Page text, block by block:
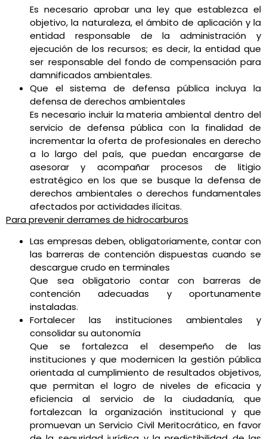
Es necesario aprobar una ley que establezca el
objetivo, la naturaleza, el ámbito de aplicación y la
entidad responsable de la administración y
ejecución de los recursos; es decir, la entidad que
ser responsable del fondo de compensación para
damnificados ambientales.
Que el sistema de defensa pública incluya la
defensa de derechos ambientales
Es necesario incluir la materia ambiental dentro del
servicio de defensa pública con la finalidad de
incrementar la oferta de profesionales en derecho
a lo largo del país, que puedan encargarse de
asesorar y acompañar procesos de litigio
estratégico en los que se busque la defensa de
derechos ambientales o derechos fundamentales
afectados por actividades ilícitas.
Para prevenir derrames de hidrocarburos
Las empresas deben, obligatoriamente, contar con
las barreras de contención dispuestas cuando se
descargue crudo en terminales
Que sea obligatorio contar con barreras de
contención adecuadas y oportunamente
instaladas.
Fortalecer las instituciones ambientales y
consolidar su autonomía
Que se fortalezca el desempeño de las
instituciones y que modernicen la gestión pública
orientada al cumplimiento de resultados objetivos,
que permitan el logro de niveles de eficacia y
eficiencia al servicio de la ciudadanía, que
fortalezcan la organización institucional y que
promuevan un Servicio Civil Meritocrático, en favor